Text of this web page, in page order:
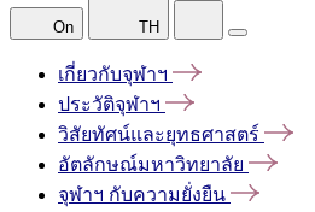
On TH
เกี่ยวกับจุฬาฯ
ประวัติจุฬาฯ
วิสัยทัศน์และยุทธศาสตร์
อัตลักษณ์มหาวิทยาลัย
จุฬาฯ กับความยั่งยืน